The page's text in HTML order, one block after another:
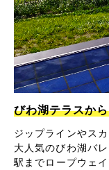
びわ湖テラスか
ジップラインやス
大人気のびわ湖バ
駅までロープウェ